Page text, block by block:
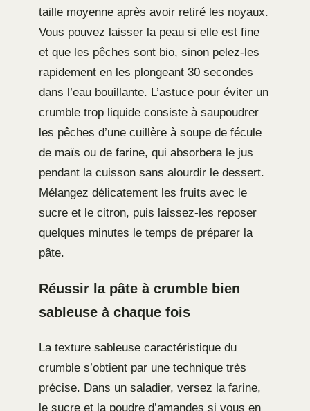
taille moyenne après avoir retiré les noyaux.
Vous pouvez laisser la peau si elle est fine
et que les pêches sont bio, sinon pelez-les
rapidement en les plongeant 30 secondes
dans l’eau bouillante. L’astuce pour éviter un
crumble trop liquide consiste à saupoudrer
les pêches d’une cuillère à soupe de fécule
de maïs ou de farine, qui absorbera le jus
pendant la cuisson sans alourdir le dessert.
Mélangez délicatement les fruits avec le
sucre et le citron, puis laissez-les reposer
quelques minutes le temps de préparer la
pâte.
Réussir la pâte à crumble bien
sableuse à chaque fois
La texture sableuse caractéristique du
crumble s’obtient par une technique très
précise. Dans un saladier, versez la farine,
le sucre et la poudre d’amandes si vous en